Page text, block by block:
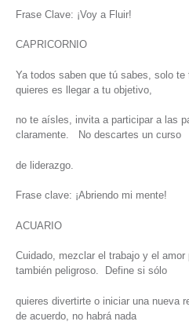
Frase Clave: ¡Voy a Fluir!
CAPRICORNIO
Ya todos saben que tú sabes, solo
quieres es llegar a tu objetivo,
no te aísles, invita a participar a las
claramente. No descartes un curso
de liderazgo.
Frase clave: ¡Abriendo mi mente!
ACUARIO
Cuidado, mezclar el trabajo y el amor
también peligroso. Define si sólo
quieres divertirte o iniciar una nueva
de acuerdo, no habrá nada